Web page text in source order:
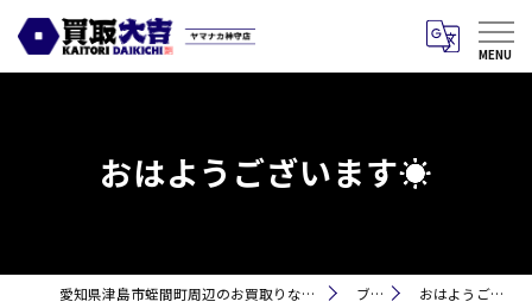
おはようございます☀
愛知県津島市蛭間町周辺のお買取りなら買取大吉 ヤマナカ神守店 ブログ おはようございます☀